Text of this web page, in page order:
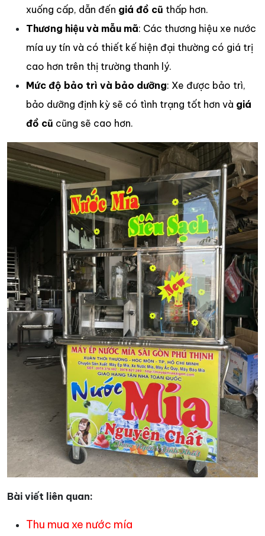
xuống cấp, dẫn đến giá đồ cũ thấp hơn.
Thương hiệu và mẫu mã: Các thương hiệu xe nước
mía uy tín và có thiết kế hiện đại thường có giá trị
cao hơn trên thị trường thanh lý.
Mức độ bảo trì và bảo dưỡng: Xe được bảo trì,
bảo dưỡng định kỳ sẽ có tình trạng tốt hơn và giá
đồ cũ cũng sẽ cao hơn.
Bài viết liên quan:
Thu mua xe nước mía